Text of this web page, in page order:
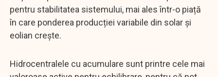
pentru stabilitatea sistemului, mai ales într-o piață
în care ponderea producției variabile din solar și
eolian crește.
Hidrocentralele cu acumulare sunt printre cele mai